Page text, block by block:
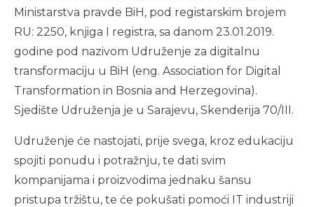
Ministarstva pravde BiH, pod registarskim brojem
RU: 2250, knjiga I registra, sa danom 23.01.2019.
godine pod nazivom Udruženje za digitalnu
transformaciju u BiH (eng. Association for Digital
Transformation in Bosnia and Herzegovina).
Sjedište Udruženja je u Sarajevu, Skenderija 70/III.
Udruženje će nastojati, prije svega, kroz edukaciju
spojiti ponudu i potražnju, te dati svim
kompanijama i proizvodima jednaku šansu
pristupa tržištu, te će pokušati pomoći IT industriji